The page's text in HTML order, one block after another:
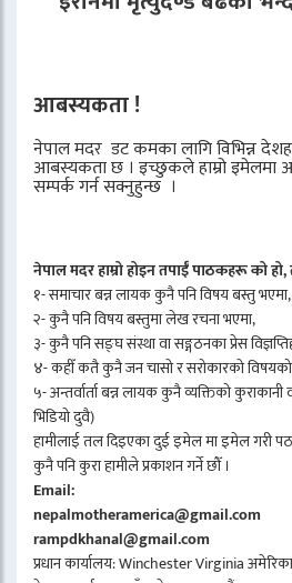
आबस्यकता !
नेपाल मदर डट कमका लागि विभिन्न
आबस्यकता छ । इच्छुकले हाम्रो इमेलमा
सम्पर्क गर्न सक्नुहुन्छ ।
नेपाल मदर हाम्रो होइन तपाईँ पाठकहरू को
१- समाचार बन्न लायक कुनै पनि विषय बस्तु भएमा,
२- कुनै पनि विषय बस्तुमा लेख रचना भएमा,
३- कुनै पनि सङ्घ संस्था वा सङ्गठनका प्रेस
४- कहीँ कतै कुनै जन चासो र सरोकारको विषयको
५- अन्तर्वार्ता बन्न लायक कुनै व्यक्तिको
भिडियो दुवै)
हामीलाई तल दिइएका दुई इमेल मा इमेल गरी
कुनै पनि कुरा हामीले प्रकाशन गर्ने छौँ ।
Email:
nepalmotheramerica@gmail.com
rampdkhanal@gmail.com
प्रधान कार्यालय: Winchester Virginia अमेरिका